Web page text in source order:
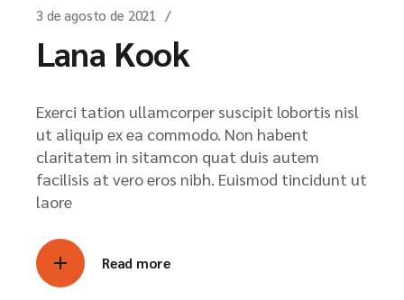
3 de agosto de 2021
Lana Kook
Exerci tation ullamcorper suscipit lobortis nisl
ut aliquip ex ea commodo. Non habent
claritatem in sitamcon quat duis autem
facilisis at vero eros nibh. Euismod tincidunt ut
laore
Read more